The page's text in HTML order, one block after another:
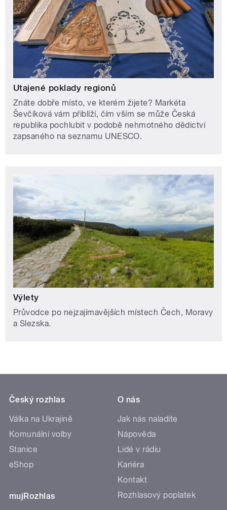
Utajené poklady regionů
Znáte dobře místo, ve kterém žijete? Markéta
Ševčíková vám přiblíží, čím vším se může Česká
republika pochlubit v podobě nehmotného dědictví
zapsaného na seznamu UNESCO.
Výlety
Průvodce po nejzajímavějších místech Čech, Moravy
a Slezska.
Český rozhlas
Válka na Ukrajině
Komunální volby
Stanice
eShop
mujRozhlas
O nás
Jak nás naladíte
Nápověda
Lidé v rádiu
Kariéra
Kontakt
Rozhlasový poplatek